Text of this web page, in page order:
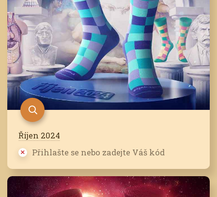
Říjen 2024
Přihlašte se nebo zadejte Váš kód